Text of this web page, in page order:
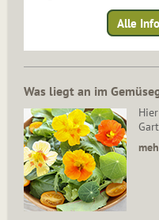
Alle
Was liegt an im